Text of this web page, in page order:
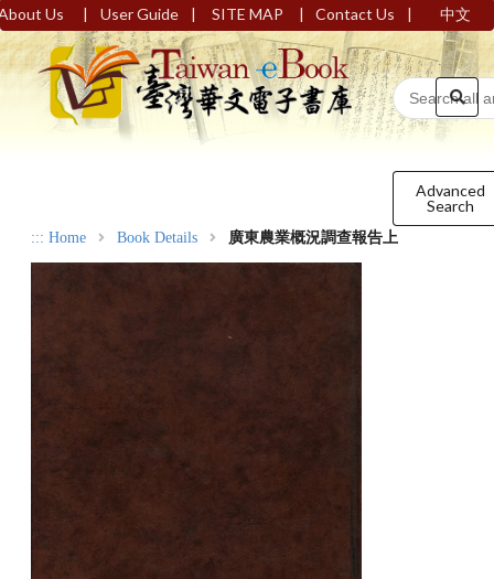
Us | User Guide | SITE MAP | Contact Us | 中文
Advanced
Search
::: Home Book Details 廣東農業概況調查報告上